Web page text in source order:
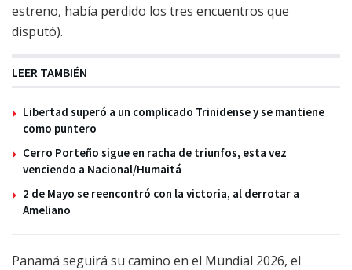
estreno, había perdido los tres encuentros que
disputó).
LEER TAMBIÉN
Libertad superó a un complicado Trinidense y se mantiene
como puntero
Cerro Porteño sigue en racha de triunfos, esta vez
venciendo a Nacional/Humaitá
2 de Mayo se reencontró con la victoria, al derrotar a
Ameliano
Panamá seguirá su camino en el Mundial 2026, el